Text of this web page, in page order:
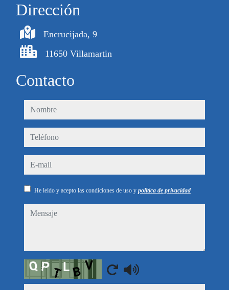
Dirección
Encrucijada, 9
11650 Villamartin
Contacto
nombre
teléfono
e-mail
He leído y acepto las condiciones de uso y política de privacidad
mensaje
Captcha